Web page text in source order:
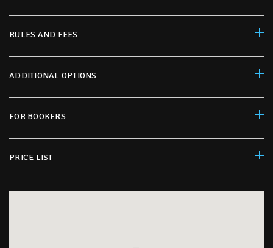
RULES AND FEES
ADDITIONAL OPTIONS
FOR BOOKERS
PRICE LIST